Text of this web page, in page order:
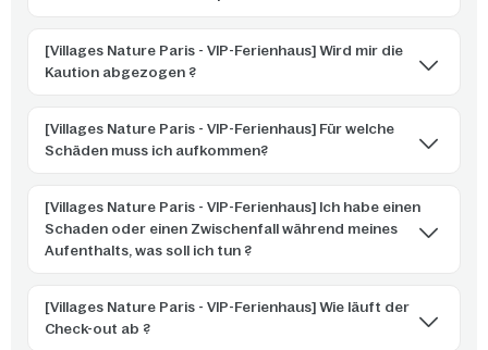
[Villages Nature Paris - VIP-Ferienhaus] Wird mir die
Kaution abgezogen ?
[Villages Nature Paris - VIP-Ferienhaus] Für welche
Schäden muss ich aufkommen?
[Villages Nature Paris - VIP-Ferienhaus] Ich habe einen
Schaden oder einen Zwischenfall während meines
Aufenthalts, was soll ich tun ?
[Villages Nature Paris - VIP-Ferienhaus] Wie läuft der
Check-out ab ?